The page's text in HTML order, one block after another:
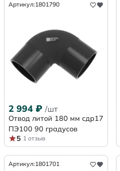
Артикул:1801790
2 994 ₽ /шт
Отвод литой 180 мм сдр17
ПЭ100 90 градусов
5 1 отзыв
Артикул:1801701